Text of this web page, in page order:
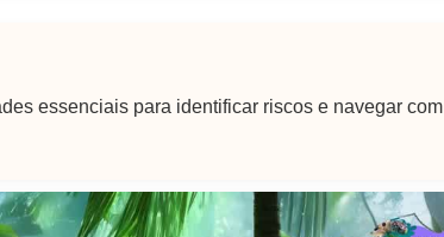
essenciais para identificar riscos e navegar com